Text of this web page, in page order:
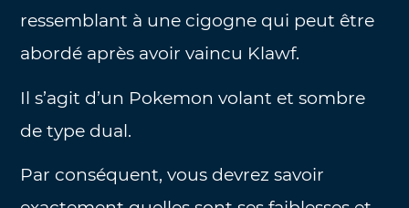
ressemblant à une cigogne qui peut être
abordé après avoir vaincu Klawf.
Il s’agit d’un Pokemon volant et sombre
de type dual.
Par conséquent, vous devrez savoir